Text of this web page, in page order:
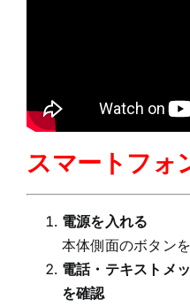
スマートフォ
電源を入れる
本体側面のボタン
電話・テキストメ
を確認